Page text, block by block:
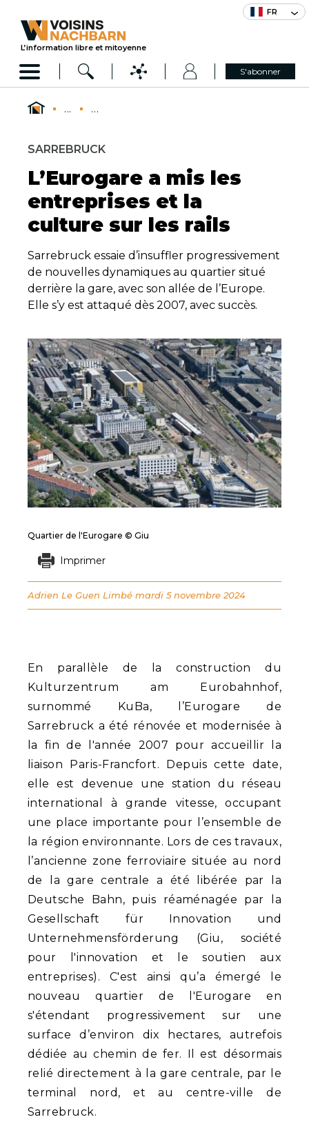
FR
L’information libre et mitoyenne
S'abonner
... ...
SARREBRUCK
L’Eurogare a mis les
entreprises et la
culture sur les rails
Sarrebruck essaie d’insuffler progressivement
de nouvelles dynamiques au quartier situé
derrière la gare, avec son allée de l’Europe.
Elle s’y est attaqué dès 2007, avec succès.
En parallèle de la construction du
Kulturzentrum am Eurobahnhof,
surnommé KuBa, l’Eurogare de
Sarrebruck a été rénovée et modernisée à
la fin de l'année 2007 pour accueillir la
liaison Paris-Francfort. Depuis cette date,
elle est devenue une station du réseau
international à grande vitesse, occupant
une place importante pour l’ensemble de
la région environnante. Lors de ces travaux,
l’ancienne zone ferroviaire située au nord
de la gare centrale a été libérée par la
Deutsche Bahn, puis réaménagée par la
Gesellschaft für Innovation und
Unternehmensförderung (Giu, société
pour l'innovation et le soutien aux
entreprises). C'est ainsi qu’a émergé le
nouveau quartier de l'Eurogare en
s'étendant progressivement sur une
surface d’environ dix hectares, autrefois
dédiée au chemin de fer. Il est désormais
relié directement à la gare centrale, par le
terminal nord, et au centre-ville de
Sarrebruck.
Quartier de l'Eurogare © Giu
Imprimer
Adrien Le Guen Limbé mardi 5 novembre 2024